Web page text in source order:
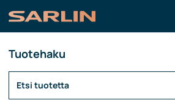
Tuotehaku